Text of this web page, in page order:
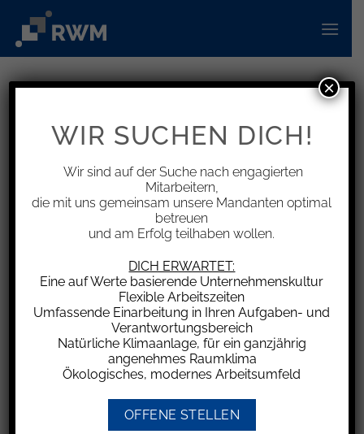
Inhalt
springen
Fälligkeitstermine Dezember 2025
Umsatzsteuer (mtl.),
für Dauerfristverlängerung Umsatzsteuer
(mtl.)
Einkommen-, Körperschaft-, Kirchensteuer,
Soli-Zuschlag (VZ): 10.12.2025
(Zahlungsschonfrist 15.12.2025)
Sozialversicherungsbeiträge: 18.12.2025
(Abgabe der Erklärung – 24 Uhr)
(Zahlung 23.12.2025)
WIR SUCHEN DICH!
Wir sind auf der Suche nach engagierten
Mitarbeitern,
die mit uns gemeinsam unsere Mandanten optimal
betreuen
und am Erfolg teilhaben wollen.
DICH ERWARTET:
Eine auf Werte basierende Unternehmenskultur
Flexible Arbeitszeiten
Umfassende Einarbeitung in Ihren Aufgaben- und
Verantwortungsbereich
Natürliche Klimaanlage, für ein ganzjährig
angenehmes Raumklima
Ökologisches, modernes Arbeitsumfeld
OFFENE STELLEN
×